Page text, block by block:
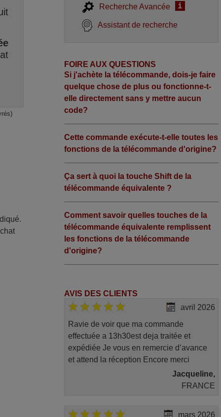
Recherche Avancée i
Assistant de recherche
FOIRE AUX QUESTIONS
Si j'achète la télécommande, dois-je faire
quelque chose de plus ou fonctionne-t-
elle directement sans y mettre aucun
code?
Cette commande exécute-t-elle toutes les
fonctions de la télécommande d'origine?
Ça sert à quoi la touche Shift de la
télécommande équivalente ?
Comment savoir quelles touches de la
télécommande équivalente remplissent
les fonctions de la télécommande
d'origine?
AVIS DES CLIENTS
avril 2026
Ravie de voir que ma commande
effectuée a 13h30est deja traitée et
expédiée Je vous en remercie d’avance
et attend la réception Encore merci
Jacqueline,
FRANCE
mars 2026